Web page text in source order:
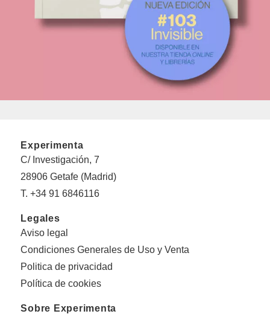
Experimenta
C/ Investigación, 7
28906 Getafe (Madrid)
T. +34 91 6846116
Legales
Aviso legal
Condiciones Generales de Uso y Venta
Politica de privacidad
Política de cookies
Sobre Experimenta